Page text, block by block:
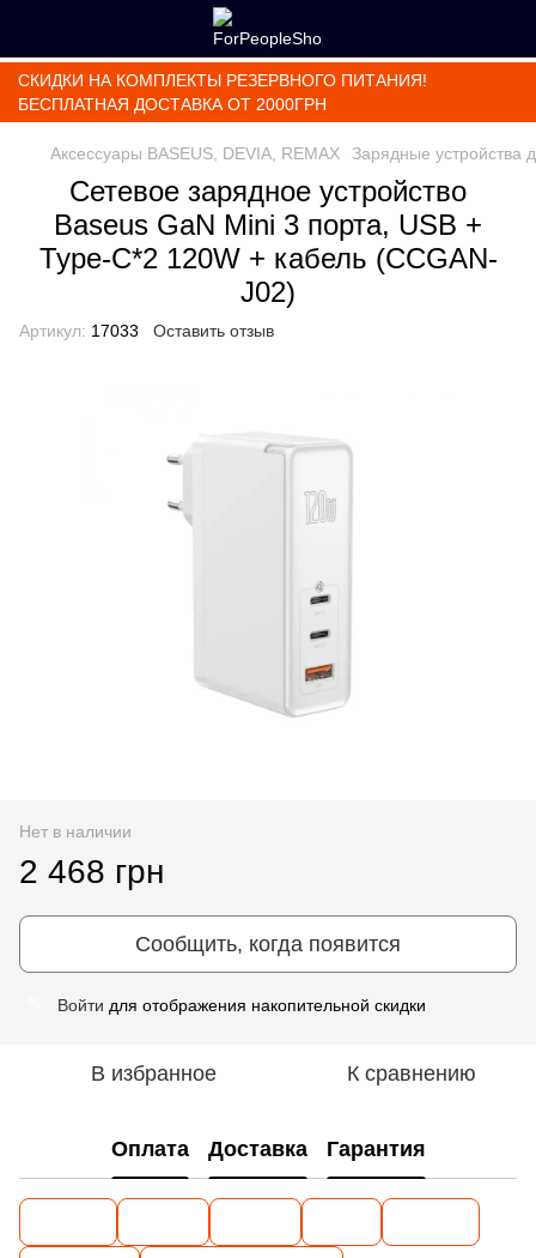
СКИДКИ НА КОМПЛЕКТЫ РЕЗЕРВНОГО ПИТАНИЯ!
БЕСПЛАТНАЯ ДОСТАВКА ОТ 2000ГРН
Аксессуары BASEUS, DEVIA, REMAX Зарядные устройства
Сетевое зарядное устройство
Baseus GaN Mini 3 порта, USB +
Type-C*2 120W + кабель (CCGAN-
J02)
Артикул: 17033 Оставить отзыв
Нет в наличии
2 468 грн
Сообщить, когда появится
Войти для отображения накопительной скидки
В избранное К сравнению
Оплата Доставка Гарантия